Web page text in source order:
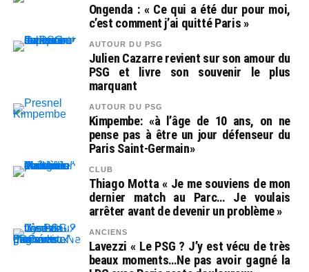
Ongenda : « Ce qui a été dur pour moi,
c’est comment j’ai quitté Paris »
AUTOUR DU PSG
Julien Cazarre revient sur son amour du
PSG et livre son souvenir le plus
marquant
AUTOUR DU PSG
Kimpembe: «à l’âge de 10 ans, on ne
pense pas à être un jour défenseur du
Paris Saint-Germain»
CLUB
Thiago Motta « Je me souviens de mon
dernier match au Parc… Je voulais
arrêter avant de devenir un problème »
ANCIENS
Lavezzi « Le PSG ? J’y est vécu de très
beaux moments…Ne pas avoir gagné la